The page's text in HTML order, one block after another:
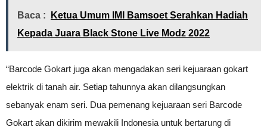
Baca :
Ketua Umum IMI Bamsoet Serahkan Hadiah
Kepada Juara Black Stone Live Modz 2022
“Barcode Gokart juga akan mengadakan seri kejuaraan gokart
elektrik di tanah air. Setiap tahunnya akan dilangsungkan
sebanyak enam seri. Dua pemenang kejuaraan seri Barcode
Gokart akan dikirim mewakili Indonesia untuk bertarung di